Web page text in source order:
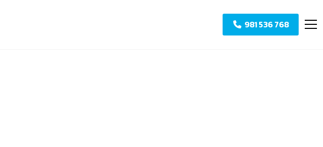
981 536 768